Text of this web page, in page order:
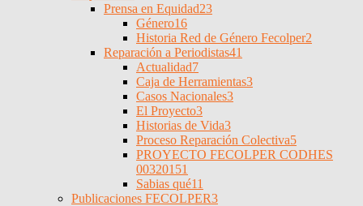
Prensa en Equidad23
Género16
Historia Red de Género Fecolper2
Reparación a Periodistas41
Actualidad7
Caja de Herramientas3
Casos Nacionales3
El Proyecto3
Historias de Vida3
Proceso Reparación Colectiva5
PROYECTO FECOLPER CODHES
00320151
Sabias qué11
Publicaciones FECOLPER3